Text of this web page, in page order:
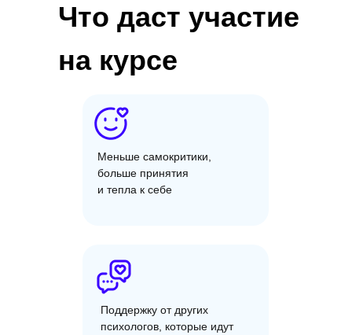
Меньше самокритики,
больше принятия
и тепла к себе
Поддержку от других
психологов, которые идут
Что даст участие
на курсе